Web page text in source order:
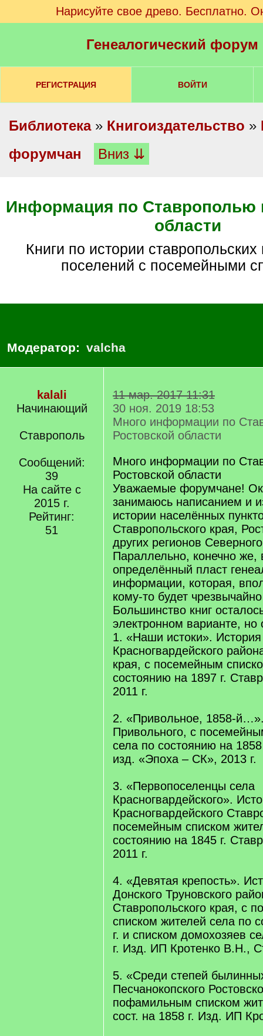
Нарисуйте свое древо. Бесплатно.
Генеалогический
РЕГИСТРАЦИЯ ВОЙТИ
Библиотека» Книгоиздательство »
форумчан
Вниз ⇊
Информация по Ставрополью
области
Книги по истории ставропольских и ростовских
поселений с посемейными
Модератор: valcha
kalali
Начинающий
Ставрополь
Сообщений:
39
На сайте с
2015 г.
Рейтинг:
51
11 мар. 2017 11:31
30 ноя. 2019 18:53
Много информации по
Ростовской области
Много информации по
Ростовской области
Уважаемые форумчане!
занимаюсь написанием и
истории населённых
Ставропольского края,
других регионов
Параллельно, конечно же,
определённый пласт
информации, которая,
кому-то будет
Большинство книг
электронном варианте, но
1. «Наши истоки».
Красногвардейского
края, с посемейным
состоянию на 1897 г.
2011 г.
2. «Привольное, 1858-
Привольного, с
села по состоянию на
изд. «Эпоха – СК», 2013 г.
3. «Первопоселенцы села
Красногвардейского».
Красногвардейского
посемейным списком
состоянию на 1845 г.
2011 г.
4. «Девятая крепость».
Донского Труновского
Ставропольского края, с
списком жителей села по
г. и списком домохозяев
г. Изд. ИП Кротенко В.Н.,
5. «Среди степей
Песчанокопского
пофамильным списком
сост. на 1858 г. Изд. ИП